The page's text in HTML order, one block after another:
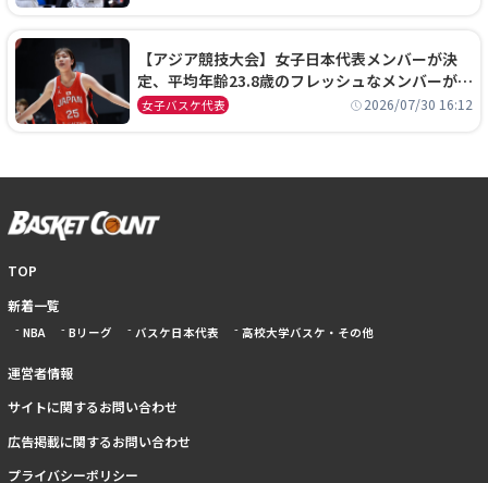
【アジア競技大会】女子日本代表メンバーが決
定、平均年齢23.8歳のフレッシュなメンバーが日
本開催の大舞台で頂点を狙う
女子バスケ代表 2026/07/30 16:12
TOP
新着一覧
NBA Bリーグ バスケ日本代表 高校大学バスケ・その他
運営者情報
サイトに関するお問い合わせ
広告掲載に関するお問い合わせ
プライバシーポリシー